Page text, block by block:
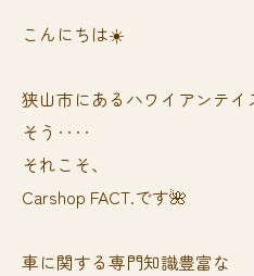
こんにちは☀️
狭山市にあるハワイアンテイ
そう‥‥
それこそ、
Carshop FACT.です🌺
車に関する専門知識豊富な